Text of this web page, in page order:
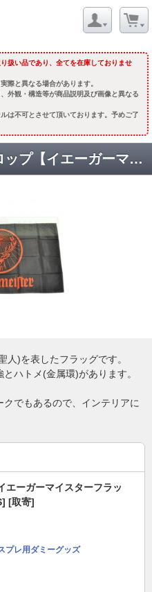
扱い品であり、全てを在庫しておりませ
際と異なる場合があります。
外観・構造等が商品説明及び画像と異なる
は不可とさせて頂いております。予めご了
Jagermeisterバックドロップ【イエーガーマイスターフラッグ】(90x150cm) [TAG-FL004JS] [取寄]
人)を表したフラッグです。
ハトメ(金属環)があります。
クでもあるので、インテリアに
ーガーマイスターフラッ
[取寄]
プレ用ダミーグッズ